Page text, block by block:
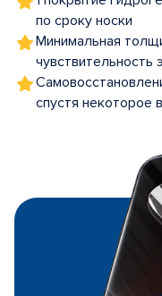
по сроку носки
Минимальная
чувствительность
спустя некоторое